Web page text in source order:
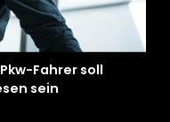
Fahrer soll
sein